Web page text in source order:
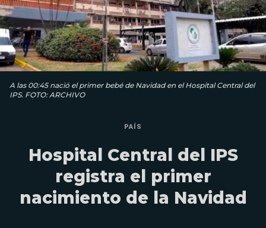
A las 00:45 nació el primer bebé de Navidad en el Hospital Central del
IPS. FOTO: ARCHIVO
PAÍS
Hospital Central del IPS
registra el primer
nacimiento de la Navidad